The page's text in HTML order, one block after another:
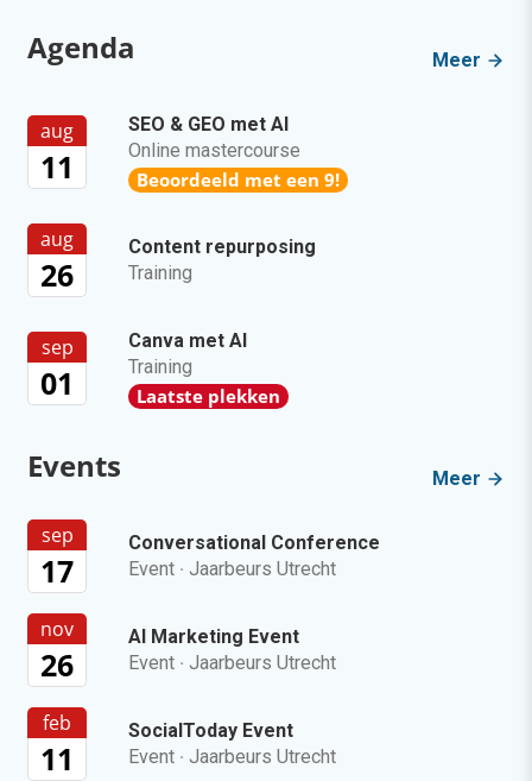
Agenda Meer
aug
11
SEO & GEO met AI
Online mastercourse
Beoordeeld met een 9!
aug
26
Content repurposing
Training
sep
01
Canva met AI
Training
Laatste plekken
Events Meer
sep
17
Conversational Conference
Event · Jaarbeurs Utrecht
nov
26
AI Marketing Event
Event · Jaarbeurs Utrecht
feb
11
SocialToday Event
Event · Jaarbeurs Utrecht